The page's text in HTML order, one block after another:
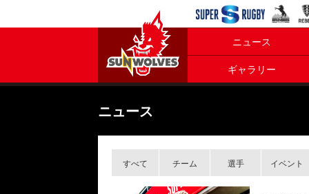
ニュース
ギャラリー
ニュース
すべて チーム 選手 イベント